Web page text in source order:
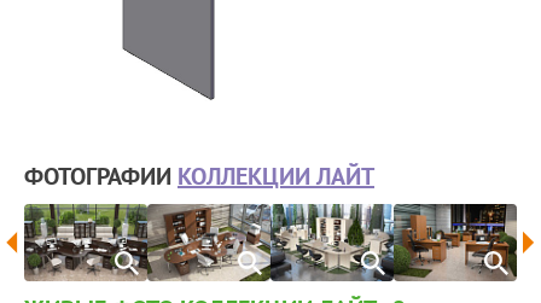
ФОТОГРАФИИ КОЛЛЕКЦИИ ЛАЙТ